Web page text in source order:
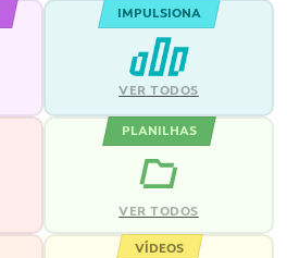
IMPULSIONA
VER TODOS
PLANILHAS
VER TODOS
VÍDEOS